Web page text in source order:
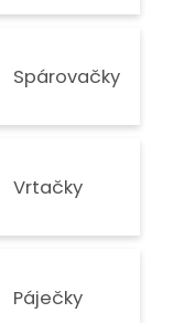
Spárovačky
Vrtačky
Páječky